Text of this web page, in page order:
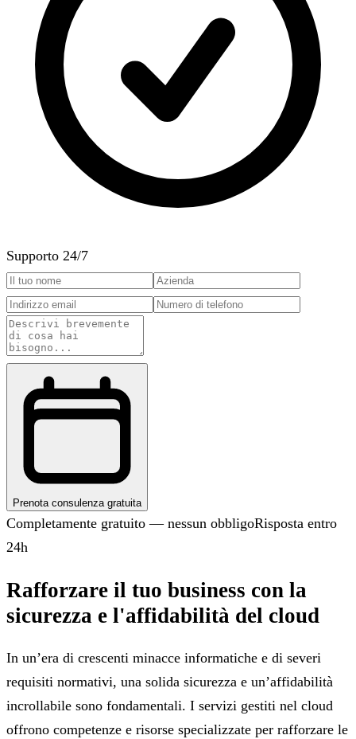
Supporto 24/7
Prenota consulenza gratuita
Completamente gratuito — nessun obbligoRisposta entro
24h
Rafforzare il tuo business con la
sicurezza e l'affidabilità del cloud
In un’era di crescenti minacce informatiche e di severi
requisiti normativi, una solida sicurezza e un’affidabilità
incrollabile sono fondamentali. I servizi gestiti nel cloud
offrono competenze e risorse specializzate per rafforzare le